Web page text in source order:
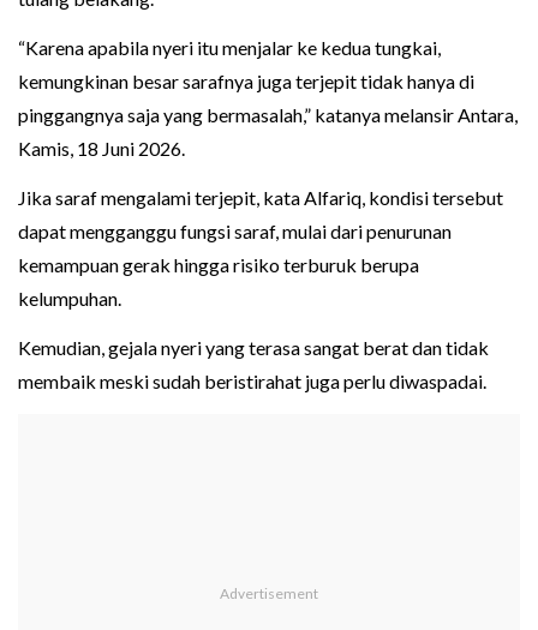
“Karena apabila nyeri itu menjalar ke kedua tungkai,
kemungkinan besar sarafnya juga terjepit tidak hanya di
pinggangnya saja yang bermasalah,” katanya melansir Antara,
Kamis, 18 Juni 2026.
Jika saraf mengalami terjepit, kata Alfariq, kondisi tersebut
dapat mengganggu fungsi saraf, mulai dari penurunan
kemampuan gerak hingga risiko terburuk berupa
kelumpuhan.
Kemudian, gejala nyeri yang terasa sangat berat dan tidak
membaik meski sudah beristirahat juga perlu diwaspadai.